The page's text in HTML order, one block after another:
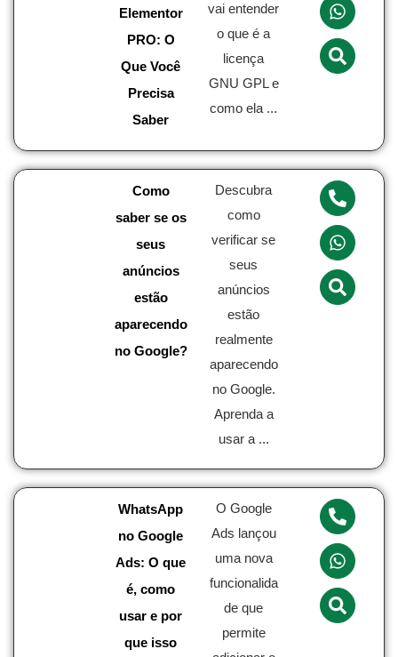
Elementor
PRO: O
Que Você
Precisa
Saber
vai entender
o que é a
licença
GNU GPL e
como ela ...
Como
saber se os
seus
anúncios
estão
aparecendo
no Google?
Descubra
como
verificar se
seus
anúncios
estão
realmente
aparecendo
no Google.
Aprenda a
usar a ...
WhatsApp
no Google
Ads: O que
é, como
usar e por
que isso
O Google
Ads lançou
uma nova
funcionalida
de que
permite